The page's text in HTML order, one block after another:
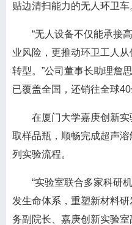
贴边清扫能力的无人环卫车
“无人设备不仅能承接高
业风险，更推动环卫工人
转型。”公司董事长助理詹
已覆盖全国，还销往全球40
在厦门大学嘉庚创新实
取样品瓶，顺畅完成超声
列实验流程。
“实验室联合多家科研机
发生命体系，重塑新材料
务副院长、嘉庚创新实验